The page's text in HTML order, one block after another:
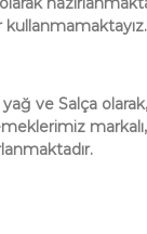
ve Salça